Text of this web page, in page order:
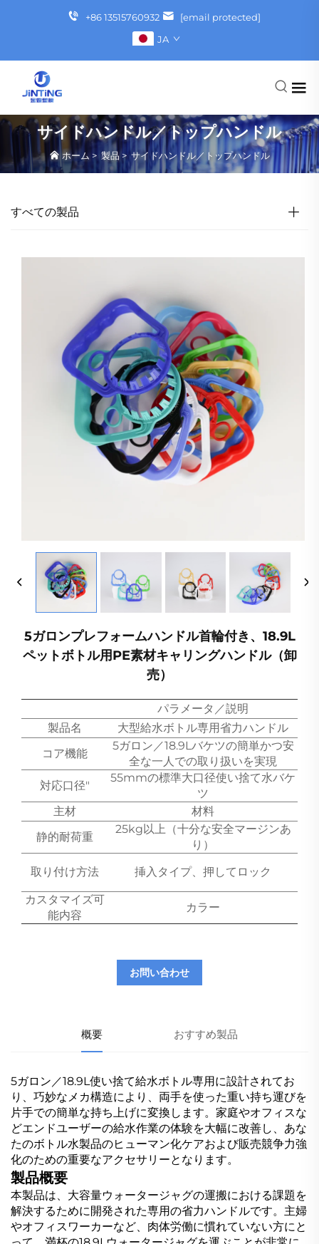
+86 13515760932
[email protected]
JA
サイドハンドル／トップハンドル
ホーム> 製品 > サイドハンドル／トップハンドル
すべての製品
5ガロンプレフォームハンドル首輪付き、18.9L
ペットボトル用PE素材キャリングハンドル（卸
売）
パラメータ／説明
製品名
大型給水ボトル専用省力ハンドル
コア機能
5ガロン／18.9Lバケツの簡単かつ安
全な一人での取り扱いを実現
対応口径"
55mmの標準大口径使い捨て水バケ
ツ
主材
材料
静的耐荷重
25kg以上（十分な安全マージンあ
り）
取り付け方法
挿入タイプ、押してロック
カスタマイズ可
能内容
カラー
お問い合わせ
概要 おすすめ製品
5ガロン／18.9L使い捨て給水ボトル専用に設計されてお
り、巧妙なメカ構造により、両手を使った重い持ち運びを
片手での簡単な持ち上げに変換します。家庭やオフィスな
どエンドユーザーの給水作業の体験を大幅に改善し、あな
たのボトル水製品のヒューマン化ケアおよび販売競争力強
化のための重要なアクセサリーとなります。
製品概要
本製品は、大容量ウォータージャグの運搬における課題を
解決するために開発された専用の省力ハンドルです。主婦
やオフィスワーカーなど、肉体労働に慣れていない方にと